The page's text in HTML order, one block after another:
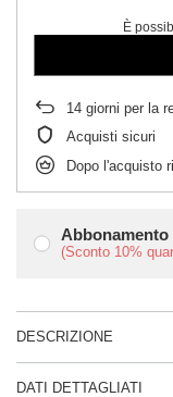
Abbonamento
(Sconto 10%
È
14 giorni per la
Acquisti sicuri
Dopo l'acquisto
DESCRIZIONE
DATI DETTAGLIATI